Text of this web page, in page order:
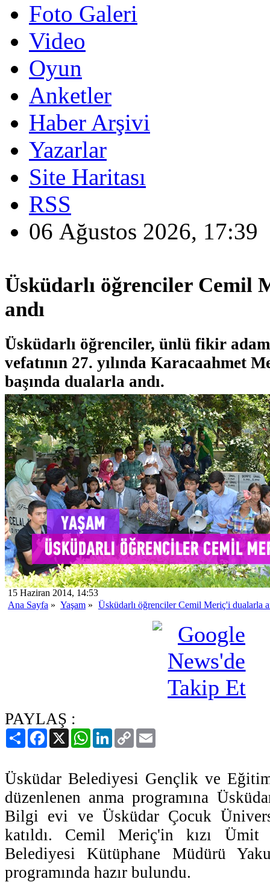
Foto Galeri
Video
Oyun
Anketler
Haber Arşivi
Yazarlar
Site Haritası
RSS
06 Ağustos 2026, 17:39
Üsküdarlı öğrenciler Cemil
andı
Üsküdarlı öğrenciler, ünlü fikir
vefatının 27. yılında Karacaahmet
başında dualarla andı.
15 Haziran 2014, 14:53
Ana Sayfa » Yaşam » Üsküdarlı öğrenciler Cemil Meriç'i dualarla
PAYLAŞ :
PaylaşFacebook
X WhatsAppLinkedIn
Copy
Link
Üsküdar Belediyesi Gençlik ve
düzenlenen anma programına
Bilgi evi ve Üsküdar Çocuk
katıldı. Cemil Meriç'in kızı
Belediyesi Kütüphane Müdürü
programında hazır bulundu.